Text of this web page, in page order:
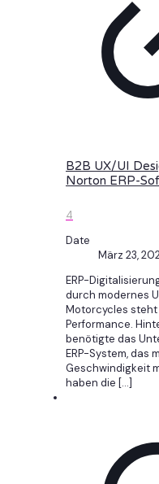
B2B UX/UI
Norton ERP-
4
Date
März 23,
ERP-
durch modernes
Motorcycles steht
Performance.
benötigte das
ERP-System, das
Geschwindigkeit
haben die […]